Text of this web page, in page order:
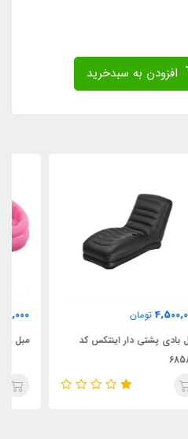
4,500,000
مبل بادی یک نفره اینتکس